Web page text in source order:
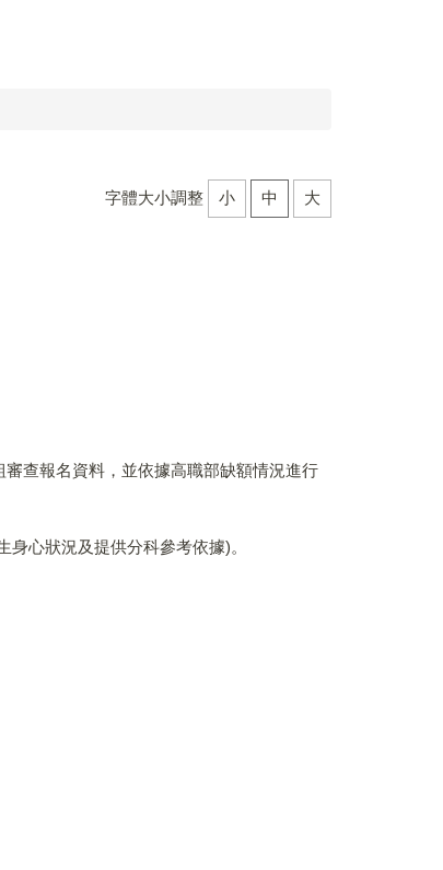
字體大小調整 小 中 大
查報名資料，並依據高職部缺額情況進行
心狀況及提供分科參考依據)。